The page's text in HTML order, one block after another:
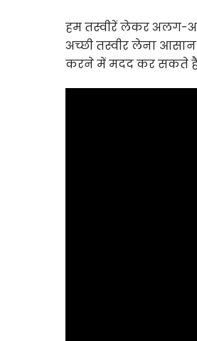
हम तस्वीरें लेकर अलग-
अच्छी तस्वीर लेना आसान
करने में मदद कर सकते